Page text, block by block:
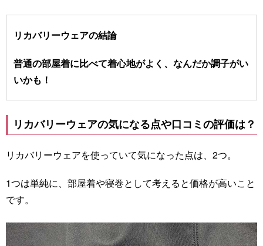
リカバリーウェアの結論
普通の部屋着に比べて着心地がよく、なんだか調子がい
いかも！
リカバリーウェアの気になる点や口コミの評価は？
リカバリーウェアを使っていて気になった点は、2つ。
1つは単純に、部屋着や寝巻として考えると価格が高いこと
です。